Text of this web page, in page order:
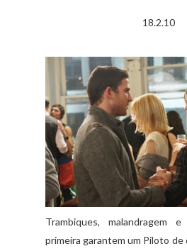
18.2.10
Trambiques, malandragem
primeira garantem um Piloto de